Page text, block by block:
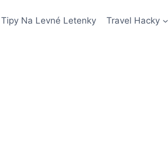
Tipy Na Levné Letenky Travel Hacky